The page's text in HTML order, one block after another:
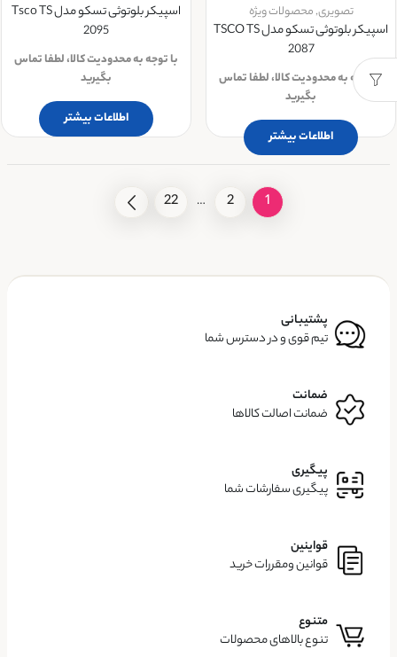
تصویری,محصولات ویژه
اسپیکر بلوتوثی تسکو مدل TSCO TS
2087
با توجه به محدودیت کالا، لطفا تماس
بگیرید
اطلاعات بیشتر
اسپیکر بلوتوثی تسکو مدل Tsco TS
2095
با توجه به محدودیت کالا، لطفا تماس
بگیرید
اطلاعات بیشتر
1
2
…
22
پشتیبانی
تیم قوی و در دسترس شما
ضمانت
ضمانت اصالت کالاها
پیگیری
پیگیری سفارشات شما
قواینین
قوانین ومقررات خرید
متنوع
تنوع بالاهای محصولات